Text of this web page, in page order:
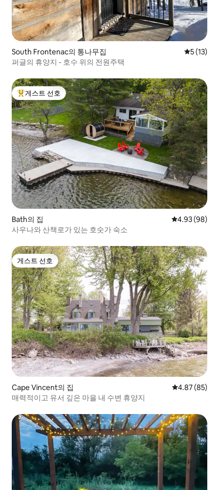
South Frontenac의 통나무집 평점 5점
5 (13)
퍼글의 휴양지 - 호수 위의 전원주택
상위 게스트 선호
게스트 선호
Bath의 집 평점 4.93점(5
4.93 (98)
사우나와 산책로가 있는 호숫가 숙소
게스트 선호
게스트 선호
Cape Vincent의 집 평점 4.87점(5
4.87 (85)
매력적이고 유서 깊은 마을 내 수변 휴양지